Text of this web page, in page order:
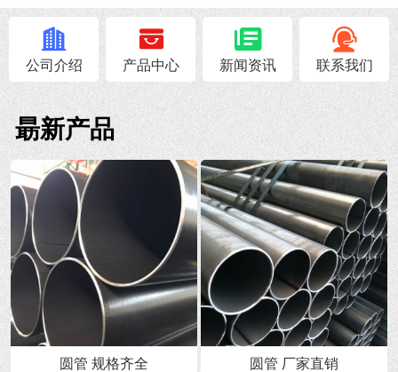
钢管知识----冷拔管和热轧管区别
无锡不锈钢焊管原料的加工性能
公司介绍 产品中心 新闻资讯 联系我们
朂新产品
圆管 规格齐全 圆管 厂家直销